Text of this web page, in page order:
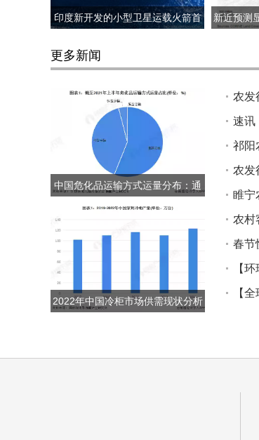
印度新开发的小型卫星运载火箭首
新近预测
更多新闻
中国危化品运输方式运量分布：通
过水路运输的危化品占比约40%
2022年中国冷柜市场供需现状分析
农发
速讯
祁阳
农发
睢宁
农村
春节
【
【